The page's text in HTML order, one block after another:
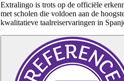
Extralingo is trots op de officiële
met scholen die voldoen aan de
kwalitatieve taalreiservaringen in